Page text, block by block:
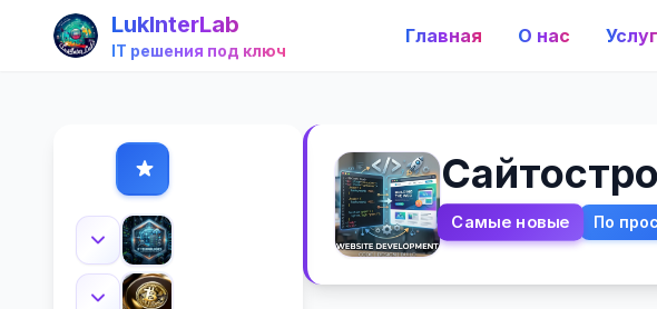
LukInterLab
IT решения под ключ
Главная О нас
Самые новые По